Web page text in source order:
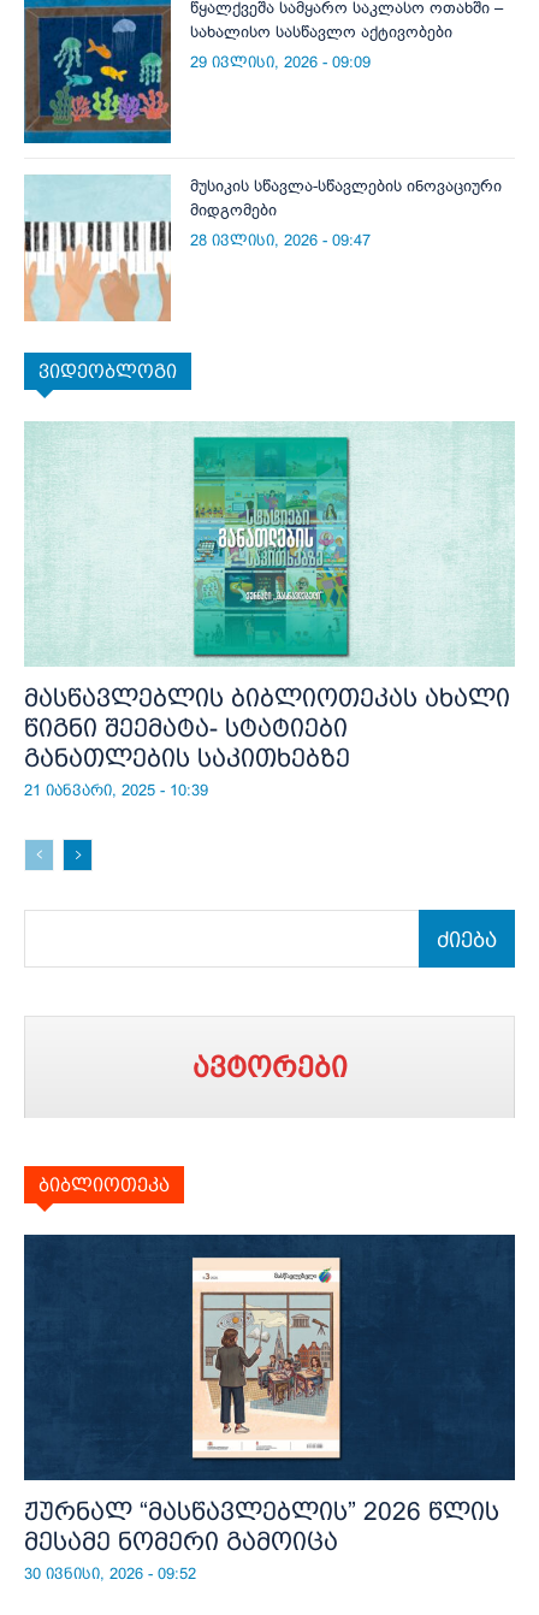
წყალქვეშა სამყარო საკლასო ოთახში –
სახალისო სასწავლო აქტივობები
29 ივლისი, 2026 - 09:09
მუსიკის სწავლა-სწავლების ინოვაციური
მიდგომები
28 ივლისი, 2026 - 09:47
ვიდეობლოგი
მასწავლებლის ბიბლიოთეკას ახალი
წიგნი შეემატა- სტატიები
განათლების საკითხებზე
21 იანვარი, 2025 - 10:39
ძიება
ავტორები
ბიბლიოთეკა
ჟურნალ “მასწავლებლის” 2026 წლის
მესამე ნომერი გამოიცა
30 ივნისი, 2026 - 09:52